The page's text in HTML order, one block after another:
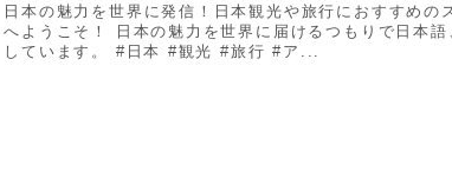
日本の魅力を世界に発信！日本観光や旅行におすすめの
へようこそ！ 日本の魅力を世界に届けるつもりで日本
しています。 #日本 #観光 #旅行 #ア...